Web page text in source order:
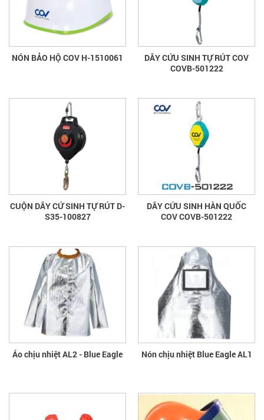
NÓN BẢO HỘ COV H-1510061
DÂY CỨU SINH TỰ RÚT COV
COVB-501222
CUỘN DÂY CỨ SINH TỰ RÚT D-
S35-100827
DÂY CỨU SINH HÀN QUỐC
COV COVB-501222
Áo chịu nhiệt AL2 - Blue Eagle Nón chịu nhiệt Blue Eagle AL1